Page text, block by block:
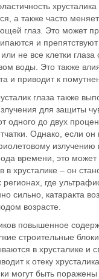
хрусталика
а также часто
глаз. Это может
и
не все клетки
воды. Это также
и приводит к
глаза также
для защиты
одного до двух
Однако, если он
излучению
времени, это может
в хрусталике – он
где
сильно, катаракта
возрасте.
повышенное
строительные
в хрусталике и
к отеку
могут быть